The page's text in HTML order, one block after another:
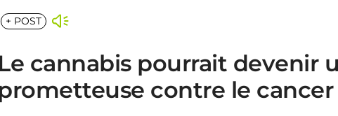
+ POST
Le cannabis pourrait devenir
contre le cancer